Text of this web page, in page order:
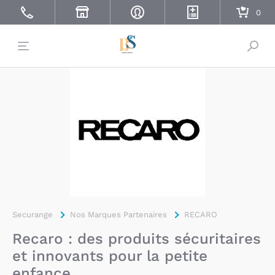
Securange Nos Marques Partenaires RECARO
Recaro : des produits sécuritaires
et innovants pour la petite